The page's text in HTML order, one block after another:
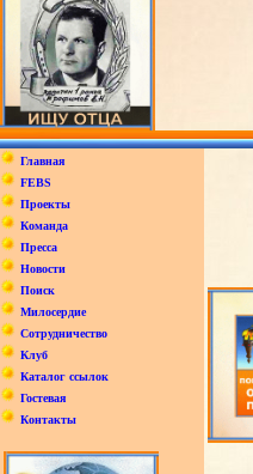
Главная
FEBS
Проекты
Команда
Пресса
Новости
Поиск
Милосердие
Сотрудничество
Клуб
Каталог ссылок
Гостевая
Контакты